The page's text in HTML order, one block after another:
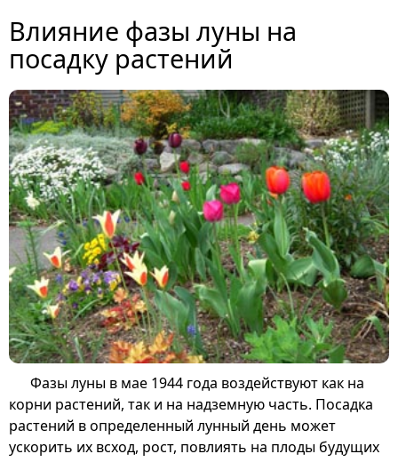
Влияние фазы луны на
посадку растений
Фазы луны в мае 1944 года воздействуют как на
корни растений, так и на надземную часть. Посадка
растений в определенный лунный день может
ускорить их всход, рост, повлиять на плоды будущих